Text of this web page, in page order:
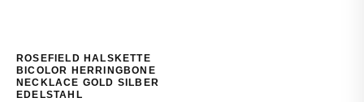
ROSEFIELD HALSKETTE
BICOLOR HERRINGBONE
NECKLACE GOLD SILBER
EDELSTAHL